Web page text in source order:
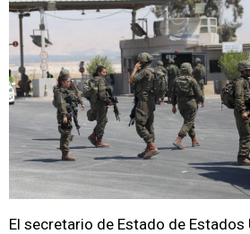
El secretario de Estado de Estados